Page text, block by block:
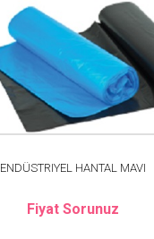
ENDÜSTRIYEL HANTAL MAVI
Fiyat Sorunuz